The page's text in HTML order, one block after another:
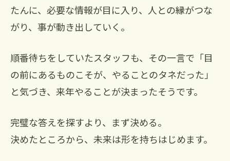
たんに、必要な情報が目に入り、人との縁がつな
がり、事が動き出していく。
順番待ちをしていたスタッフも、その一言で「目
の前にあるものこそが、やることのタネだった」
と気づき、来年やることが決まったそうです。
完璧な答えを探すより、まず決める。
決めたところから、未来は形を持ちはじめます。